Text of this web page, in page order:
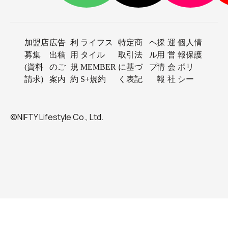
加盟店
募集
(資料
請求)
広告
出稿
のご
案内
利
用
規
約
ライフス
タイル
MEMBER
S+規約
特定商
取引法
に基づ
く表記
ヘ
ル
プ
採
用
情
報
運
営
会
社
個人情
報保護
ポリ
シー
©NIFTY Lifestyle Co., Ltd.